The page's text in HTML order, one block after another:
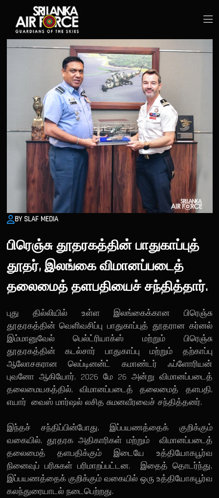
BY SLAF MEDIA
பிரெஞ்சு தூதரகத்தின் பாதுகாப்புத்
தூதர், இலங்கை விமானப்படைத்
தலைமைத் தளபதியைச் சந்தித்தார்.
புது தில்லியில் உள்ள இலங்கைக்கான பிரெஞ்சு
தூதரகத்தின் வெளிவசிப்பு பாதுகாப்புத் தூதரான கர்னல்
இம்மானுவேல் பெல்ட்ரியாக்ஸ் மற்றும் பிரெஞ்சு
தூதரகத்தின் கடல்சார் பாதுகாப்பு மற்றும் தற்காப்பு
ஆலோசகரான லெப்டினன்ட் கமாண்டர் ஃப்ளோரியன்
புவனோ ஆகியோர், 2026 மே 26 அன்று விமானப்படைத்
தலைமையகத்தில், விமானப்படைத் தலைமைத் தளபதி,
எயார் வைஸ் மார்ஷல் லசித சுமனவீரவைச் சந்தித்தனர்.
இந்தச் சந்திப்பின்போது, ​​இப்பயணத்தைக் குறிக்கும்
வகையில், தூதரக அதிகாரிகள் மற்றும் விமானப்படைத்
தலைமைத் தளபதிக்கும் இடையே உத்தியோகபூர்வ
நினைவுப் பரிசுகள் பரிமாறப்பட்டன. இதைத் தொடர்ந்து,
இப்பயணத்தைக் குறிக்கும் வகையில் ஒரு உத்தியோகபூர்வ
கலந்துரையாடல் நடைபெற்றது.